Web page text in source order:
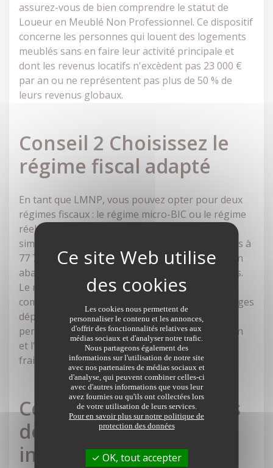
assurez-vous de bien comprendre le statut de
Loueur en Meublé Non Professionnel. Ce dispositif
concerne les personnes qui louent des logements
meublés sans en faire leur activité principale et
dont les revenus locatifs n'excèdent pas 23 000 €
par an ou ne représentent pas plus de 50 % de
leurs revenus globaux.
Conseil 2 Choisissez le
régime fiscal adapté
En tant que LMNP, vous pouvez opter pour deux
régimes fiscaux : le régime micro-BIC ou le régime
réel simplifié. Le régime micro-BIC est le plus
simple et convient aux revenus locatifs inférieurs à
77 700 € par an. Il vous permet de bénéficier d'un
abattement forfaitaire de 50 % pour vos charges.
Le régime réel simplifié, quant à lui, est plus
complexe mais peut être avantageux si vos charges
dépassent l'abattement forfaitaire de 50 %. Cela
permet de déduire les dépenses liées à la gestion
et l'entretien du bien, telles que les travaux, les
frais de gestion, les intérêts d'emprunt, etc.
Conseil 3 Réunissez vos
documents et
informations
Les cookies nous permettent de
personnaliser le contenu et les annonces,
d'offrir des fonctionnalités relatives aux
médias sociaux et d'analyser notre trafic.
Nous partageons également des
informations sur l'utilisation de notre site
avec nos partenaires de médias sociaux et
d'analyse, qui peuvent combiner celles-ci
avec d'autres informations que vous leur
avez fournies ou qu'ils ont collectées lors
de votre utilisation de leurs services.
Pour en savoir plus sur notre politique de
protection des données
OK, tout accepter